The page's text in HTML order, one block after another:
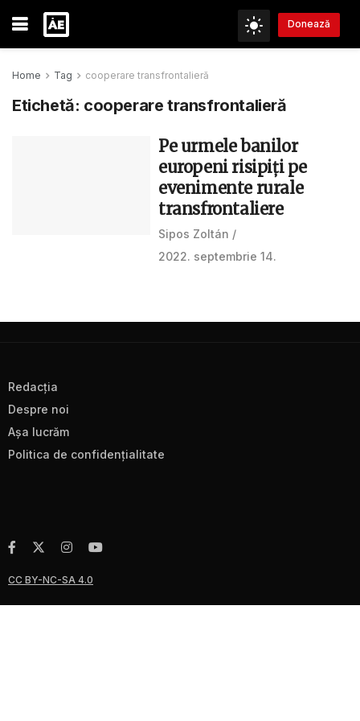
Donează
Home Tag cooperare transfrontalieră
Etichetă: cooperare transfrontalieră
Pe urmele banilor
europeni risipiți pe
evenimente rurale
transfrontaliere
Sipos Zoltán
2022. septembrie 14.
Redacţia
Despre noi
Aşa lucrăm
Politica de confidenţialitate
CC BY-NC-SA 4.0